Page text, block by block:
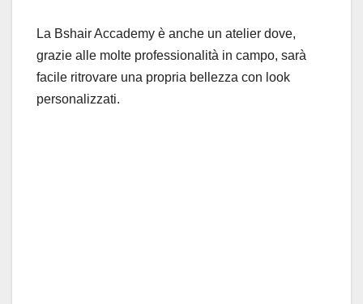
La Bshair Accademy è anche un atelier dove,
grazie alle molte professionalità in campo, sarà
facile ritrovare una propria bellezza con look
personalizzati.